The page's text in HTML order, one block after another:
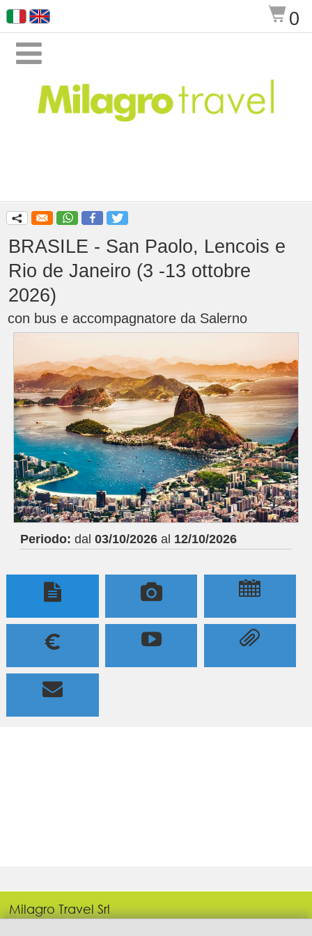
$0

q
BRASILE - San Paolo, Lencois e
Rio de Janeiro (3 -13 ottobre
2026)
con bus e accompagnatore da Salerno
Periodo:dal03/10/2026 al 12/10/2026
  ;
€  =

Milagro Travel Srl